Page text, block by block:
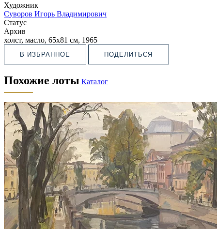
Художник
Суворов Игорь Владимирович
Статус
Архив
холст, масло, 65х81 см, 1965
В ИЗБРАННОЕ ПОДЕЛИТЬСЯ
Похожие лоты Каталог